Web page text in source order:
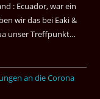
: Ecuador, war ein
wir das bei Eaki &
unser Treffpunkt…
bei
an die Corona